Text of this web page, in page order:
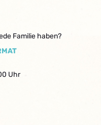
Familie haben?
Uhr